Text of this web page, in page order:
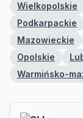
Wielkopolskie
Podkarpackie
Mazowieckie
Opolskie
Warmińsko-